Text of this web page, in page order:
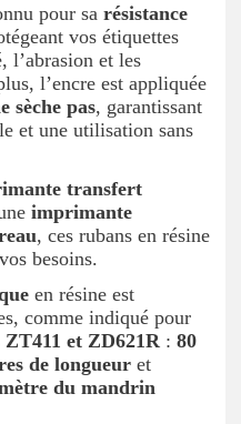
pour sa résistance
vos étiquettes
l’abrasion et les
l’encre est appliquée
sèche pas, garantissant
et une utilisation sans
transfert
imprimante
, ces rubans en résine
besoins.
en résine est
comme indiqué pour
et ZD621R : 80
de longueur et
du mandrin